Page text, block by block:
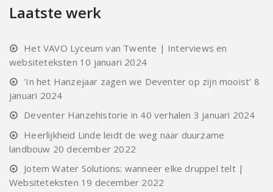
Laatste werk
Het VAVO Lyceum van Twente | Interviews en
websiteteksten 10 januari 2024
‘In het Hanzejaar zagen we Deventer op zijn mooist’ 8
januari 2024
Deventer Hanzehistorie in 40 verhalen 3 januari 2024
Heerlijkheid Linde leidt de weg naar duurzame
landbouw 20 december 2022
Jotem Water Solutions: wanneer elke druppel telt |
Websiteteksten 19 december 2022